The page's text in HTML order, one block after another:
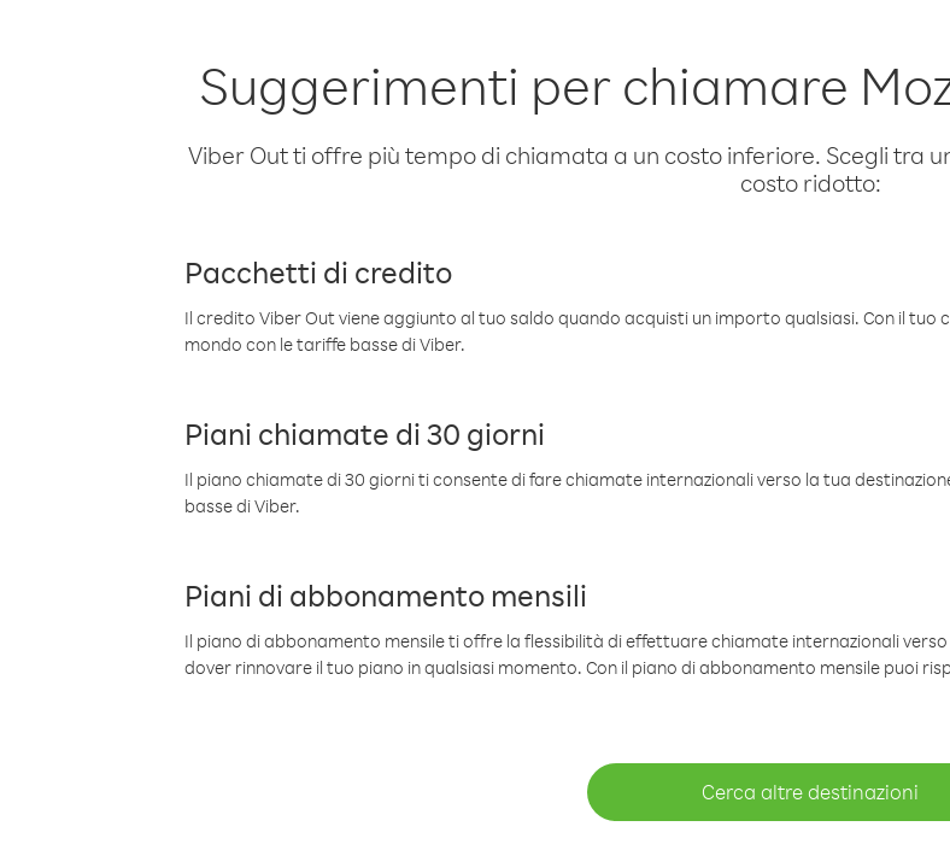
Suggerimenti per chiamare
Viber Out ti offre più tempo di chiamata a un costo inferiore. Scegli tra
costo ridotto:
Pacchetti di credito
Il credito Viber Out viene aggiunto al tuo saldo quando acquisti un importo qualsiasi. Con il
mondo con le tariffe basse di Viber.
Piani chiamate di 30 giorni
Il piano chiamate di 30 giorni ti consente di fare chiamate internazionali verso la tua
basse di Viber.
Piani di abbonamento mensili
Il piano di abbonamento mensile ti offre la flessibilità di effettuare chiamate internazionali
dover rinnovare il tuo piano in qualsiasi momento. Con il piano di abbonamento mensile puoi
Cerca altre destinazioni